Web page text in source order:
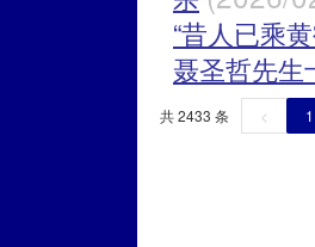
“昔人已乘
聂圣哲先生
共 2433 条 < 1